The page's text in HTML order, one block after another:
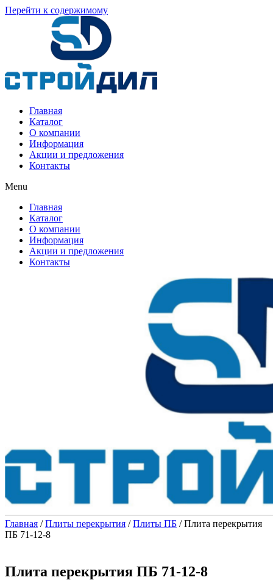
Перейти к содержимому
Главная
Каталог
О компании
Информация
Акции и предложения
Контакты
Menu
Главная
Каталог
О компании
Информация
Акции и предложения
Контакты
Главная /Плиты перекрытия /Плиты ПБ / Плита перекрытия
ПБ 71-12-8
Плита перекрытия ПБ 71-12-8